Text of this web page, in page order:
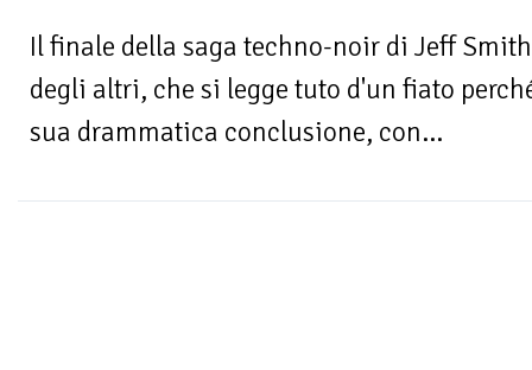
Il finale della saga techno-noir di Jeff
degli altri, che si legge tuto d'un fiato
sua drammatica conclusione, con...